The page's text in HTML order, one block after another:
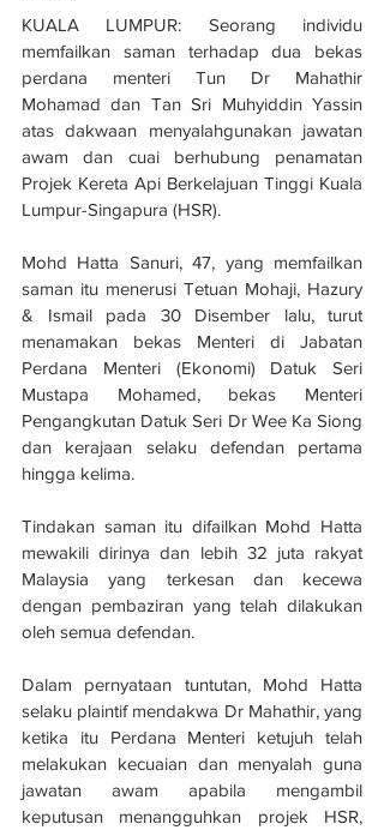
KUALA LUMPUR: Seorang individu
memfailkan saman terhadap dua bekas
perdana menteri Tun Dr Mahathir
Mohamad dan Tan Sri Muhyiddin Yassin
atas dakwaan menyalahgunakan jawatan
awam dan cuai berhubung penamatan
Projek Kereta Api Berkelajuan Tinggi Kuala
Lumpur-Singapura (HSR).
Mohd Hatta Sanuri, 47, yang memfailkan
saman itu menerusi Tetuan Mohaji, Hazury
& Ismail pada 30 Disember lalu, turut
menamakan bekas Menteri di Jabatan
Perdana Menteri (Ekonomi) Datuk Seri
Mustapa Mohamed, bekas Menteri
Pengangkutan Datuk Seri Dr Wee Ka Siong
dan kerajaan selaku defendan pertama
hingga kelima.
Tindakan saman itu difailkan Mohd Hatta
mewakili dirinya dan lebih 32 juta rakyat
Malaysia yang terkesan dan kecewa
dengan pembaziran yang telah dilakukan
oleh semua defendan.
Dalam pernyataan tuntutan, Mohd Hatta
selaku plaintif mendakwa Dr Mahathir, yang
ketika itu Perdana Menteri ketujuh telah
melakukan kecuaian dan menyalah guna
jawatan awam apabila mengambil
keputusan menangguhkan projek HSR,